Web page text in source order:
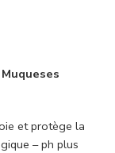
Muqueses
et protège la
– ph plus